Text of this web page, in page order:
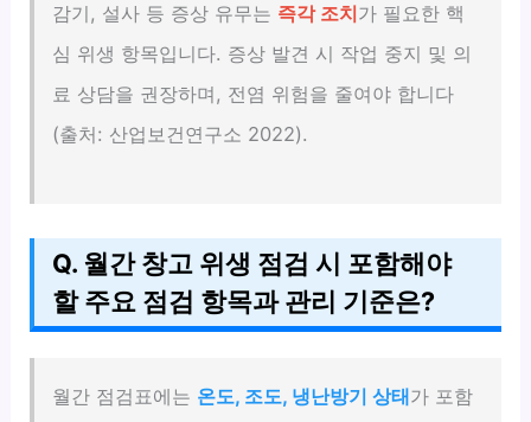
감기, 설사 등 증상 유무는 즉각 조치가 필요한 핵
심 위생 항목입니다. 증상 발견 시 작업 중지 및 의
료 상담을 권장하며, 전염 위험을 줄여야 합니다
(출처: 산업보건연구소 2022).
Q. 월간 창고 위생 점검 시 포함해야
할 주요 점검 항목과 관리 기준은?
월간 점검표에는 온도, 조도, 냉난방기 상태가 포함